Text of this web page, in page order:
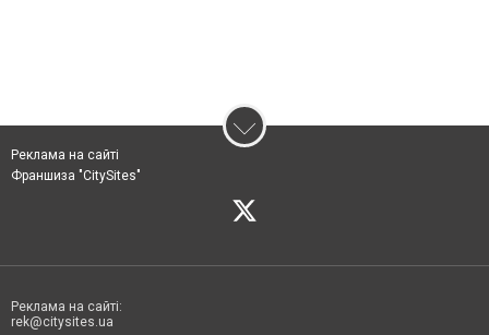
Реклама на сайті
Франшиза "CitySites"
Реклама на сайті:
rek@citysites.ua